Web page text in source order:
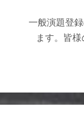
一般演題登
ます。皆